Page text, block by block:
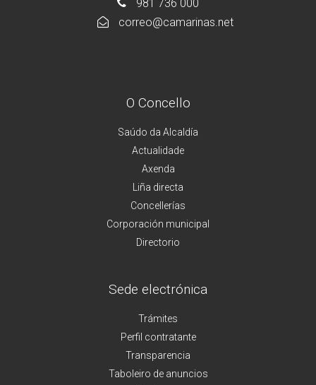
981 736 000
correo@camarinas.net
O Concello
Saúdo da Alcaldía
Actualidade
Axenda
Liña directa
Concellerías
Corporación municipal
Directorio
Sede electrónica
Trámites
Perfil contratante
Transparencia
Taboleiro de anuncios